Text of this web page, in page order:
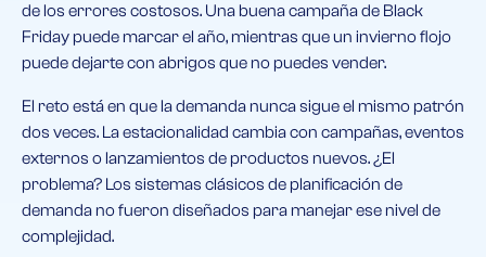
de los errores costosos. Una buena campaña de Black
Friday puede marcar el año, mientras que un invierno flojo
puede dejarte con abrigos que no puedes vender.
El reto está en que la demanda nunca sigue el mismo patrón
dos veces. La estacionalidad cambia con campañas, eventos
externos o lanzamientos de productos nuevos. ¿El
problema? Los sistemas clásicos de planificación de
demanda no fueron diseñados para manejar ese nivel de
complejidad.